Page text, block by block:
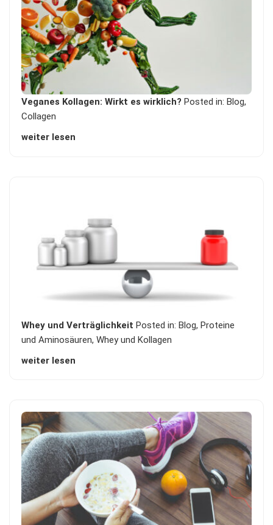
Veganes Kollagen: Wirkt es wirklich? Posted in: Blog,
Collagen
weiter lesen
Whey und Verträglichkeit Posted in: Blog,Proteine
und Aminosäuren,Whey und Kollagen
weiter lesen